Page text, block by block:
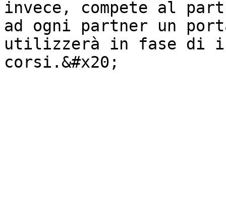
invece, compete al
ad ogni partner un
utilizzerà in fase di